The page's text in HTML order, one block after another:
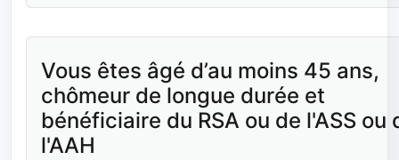
Vous êtes âgé d’au moins 45 ans,
chômeur de longue durée et
bénéficiaire du RSA ou de l'ASS ou
l'AAH